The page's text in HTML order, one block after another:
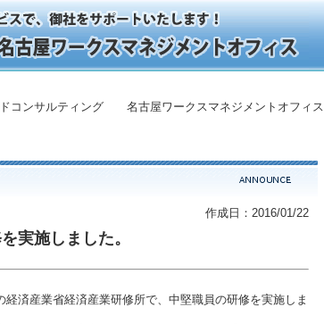
コンサルティング 名古屋ワークスマネジメントオフィス
作成日：2016/01/22
実施しました。
済産業省経済産業研修所で、中堅職員の研修を実施しま